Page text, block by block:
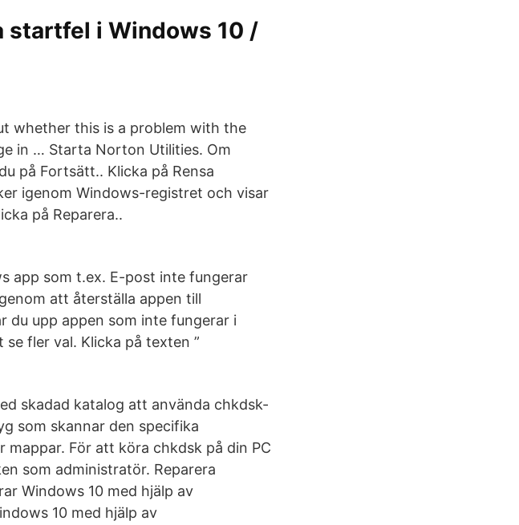
startfel i Windows 10 /
whether this is a problem with the
in … Starta Norton Utilities. Om
på Fortsätt.. Klicka på Rensa
igenom Windows-registret och visar
på Reparera..
app som t.ex. E-post inte fungerar
att återställa appen till
du upp appen som inte fungerar i
fler val. Klicka på texten ”
skadad katalog att använda chkdsk-
som skannar den specifika
För att köra chkdsk på din PC
som administratör. Reparera
Windows 10 med hjälp av
10 med hjälp av